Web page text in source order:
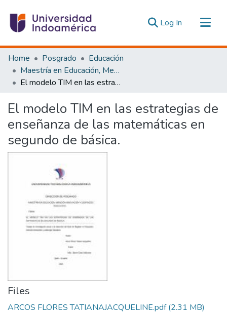
Log In (current)
Communities & Collections
All of DSpace
Statistics
Home Posgrado
Educación
Maestría en Educación, Mención Innovación y Liderazgo Educativo
El modelo TIM en las estrategias de enseñanza de las matemáticas en segundo de básica.
El modelo TIM en las estrategias de
enseñanza de las matemáticas en
segundo de básica.
Files
ARCOS FLORES TATIANAJACQUELINE.pdf(2.31 MB)